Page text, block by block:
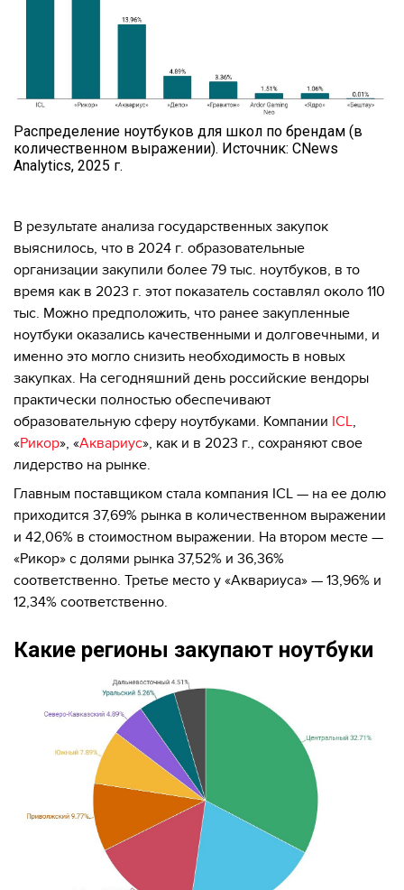
Распределение ноутбуков для школ по брендам (в
количественном выражении). Источник: CNews
Analytics, 2025 г.
В результате анализа государственных закупок
выяснилось, что в 2024 г. образовательные
организации закупили более 79 тыс. ноутбуков, в то
время как в 2023 г. этот показатель составлял около 110
тыс. Можно предположить, что ранее закупленные
ноутбуки оказались качественными и долговечными, и
именно это могло снизить необходимость в новых
закупках. На сегодняшний день российские вендоры
практически полностью обеспечивают
образовательную сферу ноутбуками. Компании ICL,
«Рикор», «Аквариус», как и в 2023 г., сохраняют свое
лидерство на рынке.
Главным поставщиком стала компания ICL — на ее долю
приходится 37,69% рынка в количественном выражении
и 42,06% в стоимостном выражении. На втором месте —
«Рикор» c долями рынка 37,52% и 36,36%
соответственно. Третье место у «Аквариуса» — 13,96% и
12,34% соответственно.
Какие регионы закупают ноутбуки